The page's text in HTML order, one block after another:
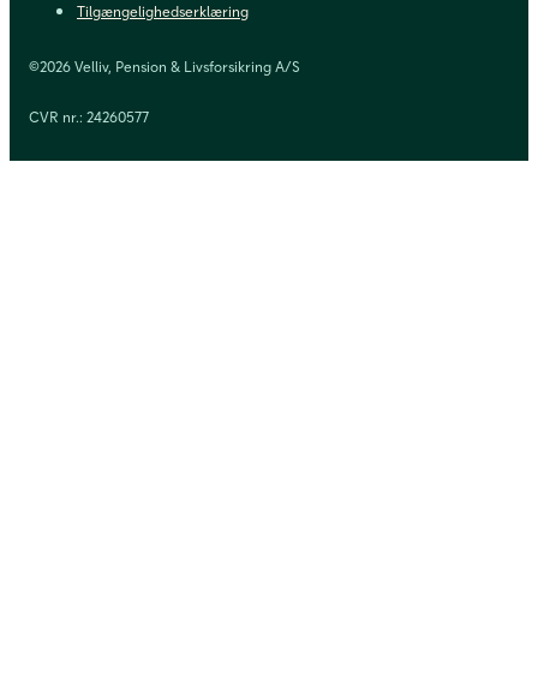
Tilgængelighedserklæring
©2026 Velliv, Pension & Livsforsikring A/S
CVR nr.: 24260577